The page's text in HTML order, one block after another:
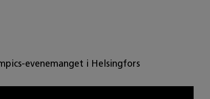
evenemanget i Helsingfors